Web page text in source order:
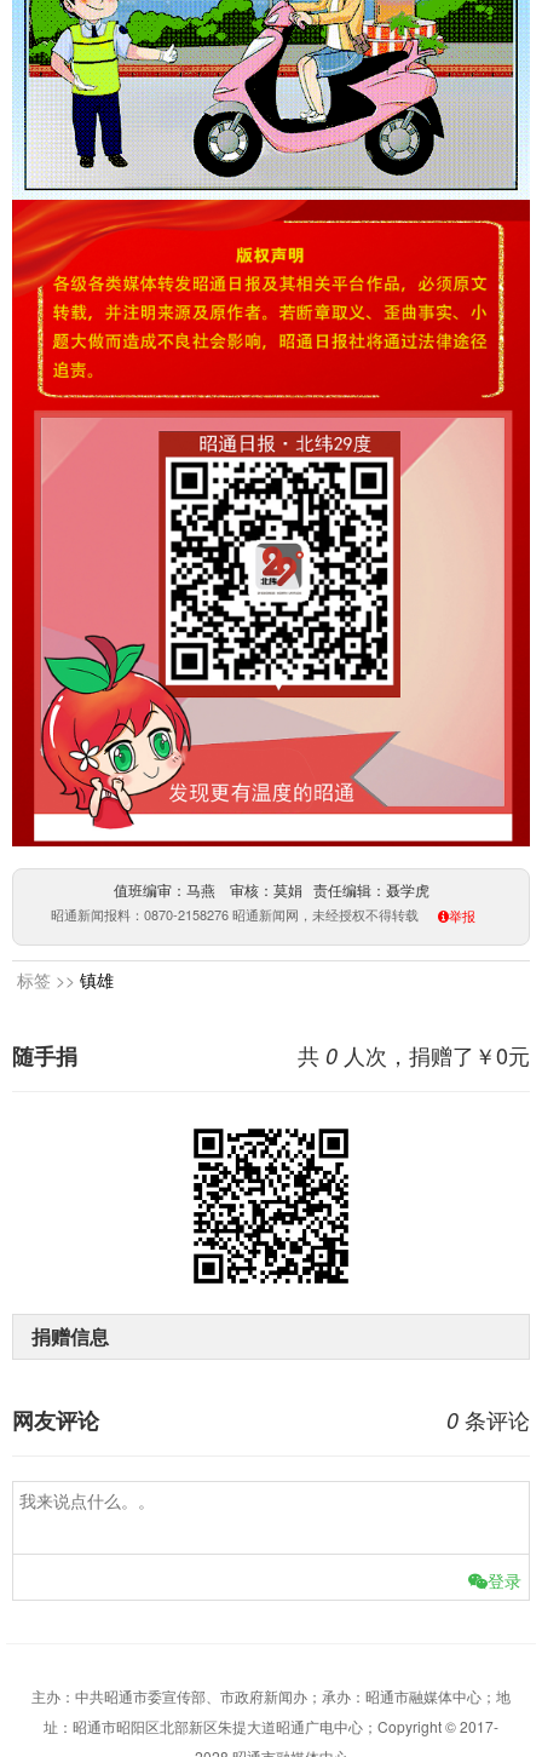
值班编审：马燕 审核：莫娟 责任编辑：聂学虎
昭通新闻报料：0870-2158276 昭通新闻网，未经授权不得转载 举报
标签 >> 镇雄
共 0 人次，捐赠了￥0元
随手捐
捐赠信息
0 条评论
网友评论
登录
主办：中共昭通市委宣传部、市政府新闻办；承办：昭通市融媒体中心；地
址：昭通市昭阳区北部新区朱提大道昭通广电中心；Copyright © 2017-